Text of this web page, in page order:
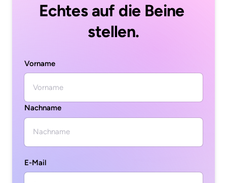
Echtes auf die Beine
stellen.
Vorname
Vorname
Nachname
E-Mail